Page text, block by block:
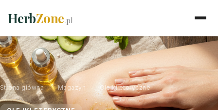
HerbZone.pl
Strona główna › Magazyn Olejki eteryczne